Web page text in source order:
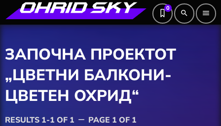
0
search menu
ЗАПОЧНА ПРОЕКТОТ
„ЦВЕТНИ БАЛКОНИ-
ЦВЕТЕН ОХРИД“
RESULTS 1-1 OF 1 remove PAGE 1 OF 1